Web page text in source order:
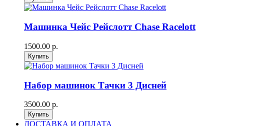
Машинка Чейс Рейслотт Chase Racelott
1500.00 р.
Набор машинок Тачки 3 Дисней
3500.00 р.
ДОСТАВКА И ОПЛАТА